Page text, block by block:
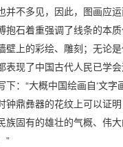
并不多见，因此，图画应
抱石着重强调了线条的本
壁上的彩绘、雕刻；无论
表现了中国古代人民已学
下：“大概中国绘画自‘文
钟鼎彝器的花纹上可以证
族固有的雄壮的气概、伟
”